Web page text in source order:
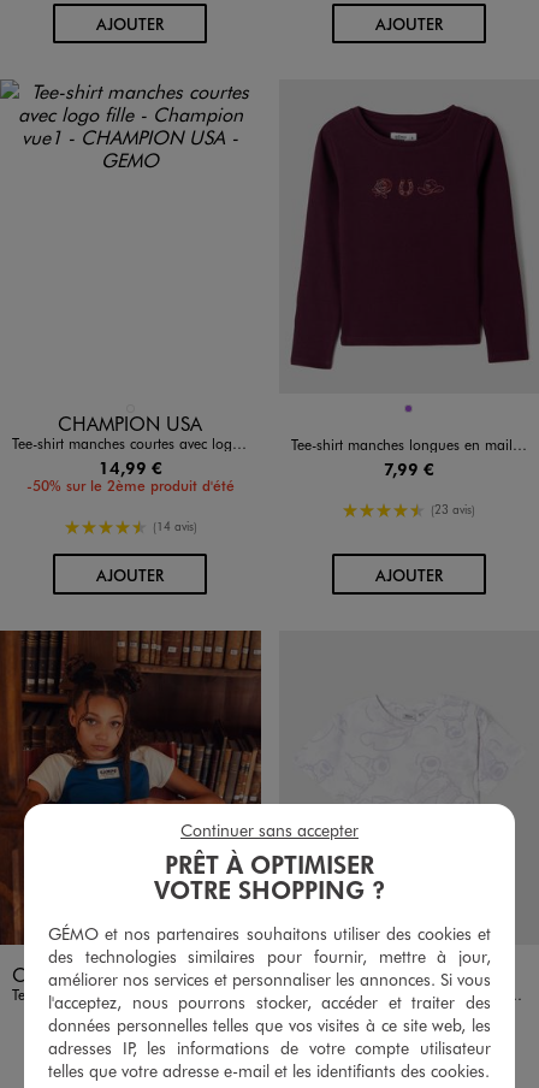
AJOUTERAU PANIER AJOUTERAU PANIER
Disponible en 1 coloris
CHAMPION USA
Tee-shirt manches courtes avec logo fille - Champion
14,99 €
-50% sur le 2ème produit d'été
4.5/5 de moyenne
(14 avis)
AJOUTERAU PANIER
Disponible en 1 coloris
VIOLET FONCE
Tee-shirt manches longues en maille côtelée fille
7,99 €
4.5/5 de moyenne
(23 avis)
AJOUTERAU PANIER
Disponible en 1 coloris
BLEU STANDARD CAMPS US GEMO FOR GOOD
Tee-shirt manches courtes raglan look sport fille - Camps United
8,99 €
5/5 de moyenne
(29 avis)
Disponible en 1 coloris
VIOLET STANDARD
LILO & STITCH
Tee-shirt manches courtes coupe courte imprimé fille - Stitch
9,99 €
-50% sur le 2ème produit d'été
5/5 de moyenne
(115 avis)
PRÊT À OPTIMISER
VOTRE SHOPPING ?
GÉMO et nos partenaires souhaitons utiliser des cookies et
des technologies similaires pour fournir, mettre à jour,
améliorer nos services et personnaliser les annonces. Si vous
l'acceptez, nous pourrons stocker, accéder et traiter des
données personnelles telles que vos visites à ce site web, les
adresses IP, les informations de votre compte utilisateur
telles que votre adresse e-mail et les identifiants des cookies.
Continuer sans accepter